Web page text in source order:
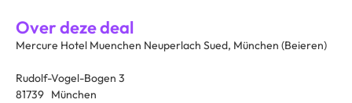
Over deze deal
Mercure Hotel Muenchen Neuperlach Sued, München (Beieren)
Rudolf-Vogel-Bogen 3
81739 München